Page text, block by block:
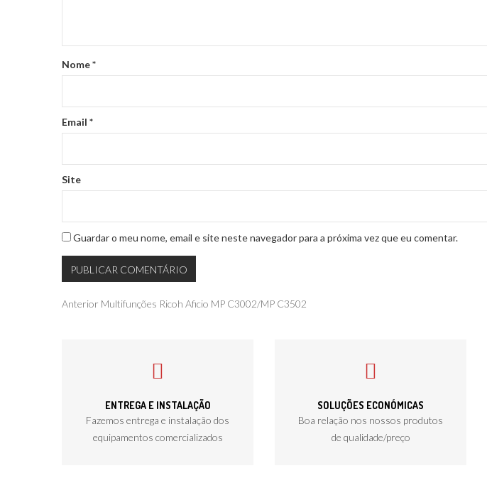
Nome*
Email *
Site
Guardar o meu nome, email e site neste navegador para a próxima vez que eu comentar.
Navegação
Publicação
Anterior Multifunções Ricoh Aficio MP C3002/MP C3502
ENTREGA E INSTALAÇÃO
Fazemos entrega e instalação dos
equipamentos comercializados
SOLUÇÕES ECONÓMICAS
Boa relação nos nossos produtos
de qualidade/preço